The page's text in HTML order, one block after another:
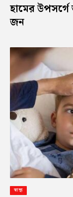
হামের
জন
স্বাস্থ্য